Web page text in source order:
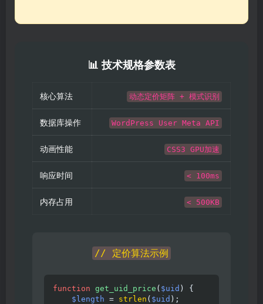
📊 技术规格参数表
核心算法 动态定价矩阵 + 模式识别
数据库操作 WordPress User Meta API
动画性能 CSS3 GPU加速
响应时间 < 100ms
内存占用 < 500KB
// 定价算法示例
function get_uid_price ( $uid ) {
$length = strlen ( $uid );